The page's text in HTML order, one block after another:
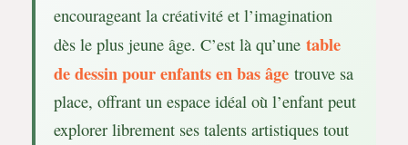
encourageant la créativité et l’imagination
dès le plus jeune âge. C’est là qu’une table
de dessin pour enfants en bas âge trouve sa
place, offrant un espace idéal où l’enfant peut
explorer librement ses talents artistiques tout